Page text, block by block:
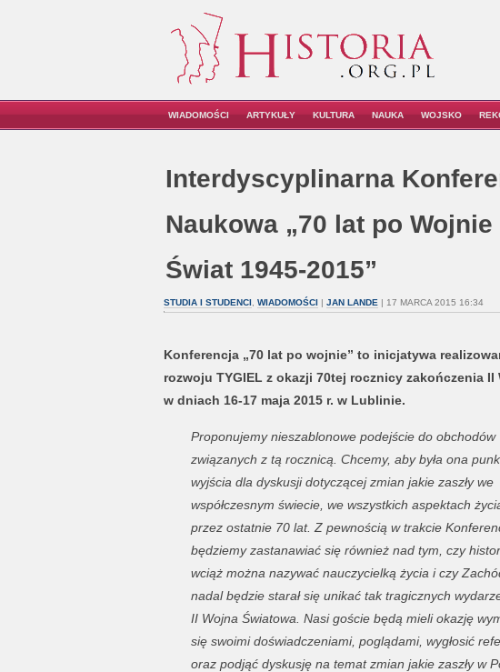
WIADOMOŚCI ARTYKUŁY KULTURA NAUKA WOJSKO
Interdyscyplinarna
Naukowa „70 lat po
Świat 1945-2015”
STUDIA I STUDENCI, WIADOMOŚCI| JAN LANDE | 17 MARCA 2015 16:34
Konferencja „70 lat po wojnie” to inicjatywa
rozwoju TYGIEL z okazji 70tej rocznicy zakończenia
w dniach 16-17 maja 2015 r. w Lublinie.
Proponujemy nieszablonowe podejście do obchodów
związanych z tą rocznicą. Chcemy, aby była ona
wyjścia dla dyskusji dotyczącej zmian jakie zaszły we
współczesnym świecie, we wszystkich aspektach
przez ostatnie 70 lat. Z pewnością w trakcie
będziemy zastanawiać się również nad tym, czy
wciąż można nazywać nauczycielką życia i czy
nadal będzie starał się unikać tak tragicznych
II Wojna Światowa. Nasi goście będą mieli okazję
się swoimi doświadczeniami, poglądami, wygłosić
oraz podjąć dyskusję na temat zmian jakie zaszły w